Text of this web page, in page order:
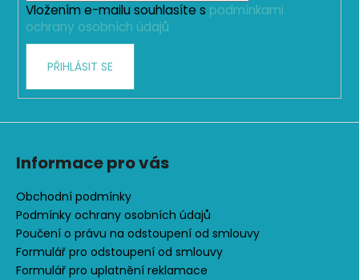
Vložením e-mailu souhlasíte s podmínkami
ochrany osobních údajů
PŘIHLÁSIT SE
Informace pro vás
Obchodní podmínky
Podmínky ochrany osobních údajů
Poučení o právu na odstoupení od smlouvy
Formulář pro odstoupení od smlouvy
Formulář pro uplatnění reklamace